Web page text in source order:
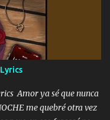
TJ para un licenciado
también Música
M2 que nunca me ha
abrazo también al
antros me verán
destapando siempre
me conocen ya saben de
Amor ya sé que nunca
me quebré otra vez